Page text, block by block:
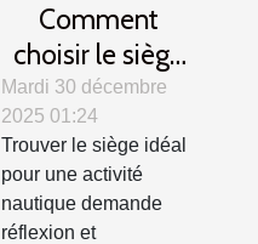
Comment
choisir le siège
idéal pour votre
activité
nautique ?
Mardi 30 décembre
2025 01:24
Trouver le siège idéal
pour une activité
nautique demande
réflexion et